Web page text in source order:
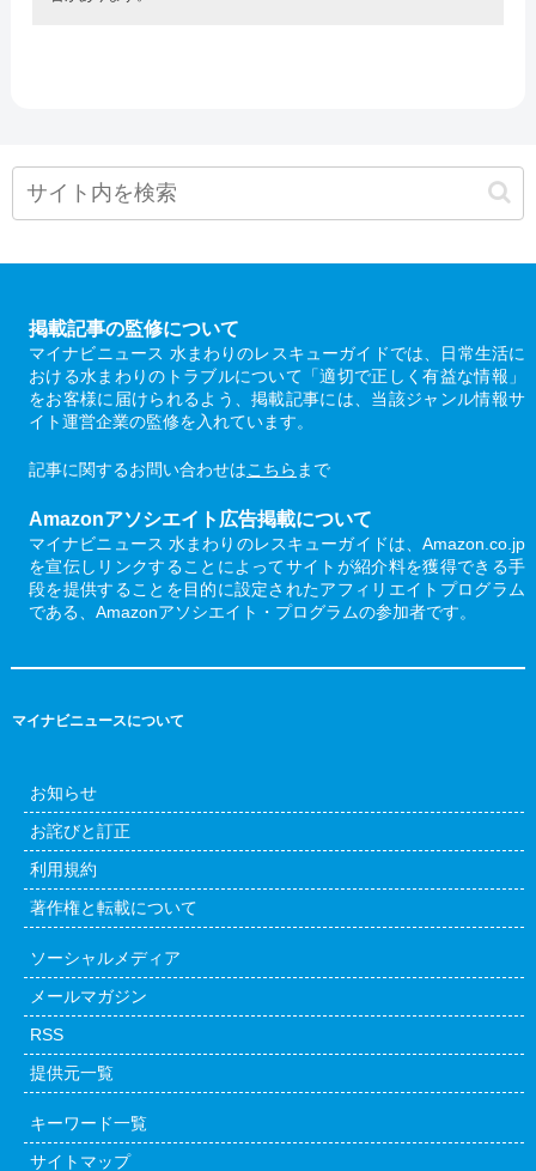
掲載記事の監修について
マイナビニュース 水まわりのレスキューガイドでは、日常生活に
おける水まわりのトラブルについて「適切で正しく有益な情報」
をお客様に届けられるよう、掲載記事には、当該ジャンル情報サ
イト運営企業の監修を入れています。
記事に関するお問い合わせはこちら まで
Amazonアソシエイト広告掲載について
マイナビニュース 水まわりのレスキューガイドは、Amazon.co.jp
を宣伝しリンクすることによってサイトが紹介料を獲得できる手
段を提供することを目的に設定されたアフィリエイトプログラム
である、Amazonアソシエイト・プログラムの参加者です。
マイナビニュースについて
お知らせ
お詫びと訂正
利用規約
著作権と転載について
ソーシャルメディア
メールマガジン
RSS
提供元一覧
キーワード一覧
サイトマップ